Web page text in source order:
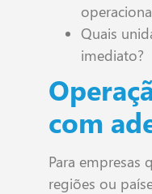
Quais
imediato?
com
Para empresas
regiões ou